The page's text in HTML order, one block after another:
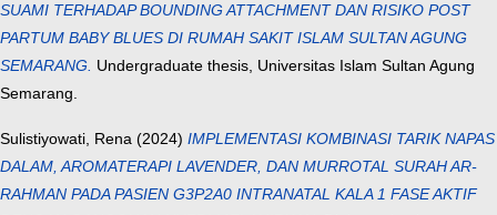
SUAMI TERHADAP BOUNDING ATTACHMENT DAN RISIKO POST
PARTUM BABY BLUES DI RUMAH SAKIT ISLAM SULTAN AGUNG
SEMARANG. Undergraduate thesis, Universitas Islam Sultan Agung
Semarang.
Sulistiyowati, Rena (2024) IMPLEMENTASI KOMBINASI TARIK NAPAS
DALAM, AROMATERAPI LAVENDER, DAN MURROTAL SURAH AR-
RAHMAN PADA PASIEN G3P2A0 INTRANATAL KALA 1 FASE AKTIF